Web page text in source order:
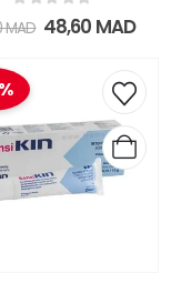
out of 5
MAD 48,60 MAD